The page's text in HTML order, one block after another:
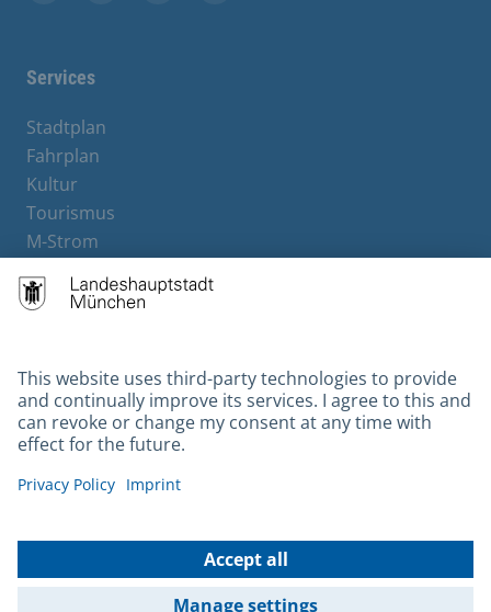
Services
Stadtplan
Fahrplan
Kultur
Tourismus
M-Strom
Hotels
Contact
Barrierefreiheit
Leichte Sprache
Gebärdensprache
Kontakt